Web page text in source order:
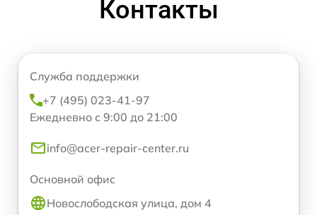
Контакты
Служба поддержки
+7 (495) 023-41-97
Ежедневно с 9:00 до 21:00
info@acer-repair-center.ru
Основной офис
Новослободская улица, дом 4